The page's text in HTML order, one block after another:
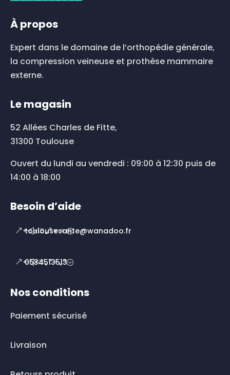
À propos
Expert dans le domaine de l’orthopédie générale,
la compression veineuse et prothèse mammaire
externe.
Le magasin
52 Allées Charles de Fitte,
31300 Toulouse
Ouvert du lundi au vendredi : 09:00 à 12:30 puis de
14:00 à 18:00
Besoin d’aide
toulousesante@wanadoo.fr
0534513513
Nos conditions
Paiement sécurisé
Livraison